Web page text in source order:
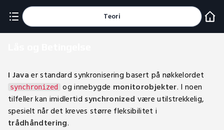
Teori
I Javaer standard synkronisering basert på nøkkelordet
synchronized og innebygde monitorobjekter. I noen
tilfeller kan imidlertid synchronized være utilstrekkelig,
spesielt når det kreves større fleksibilitet i
trådhåndtering.